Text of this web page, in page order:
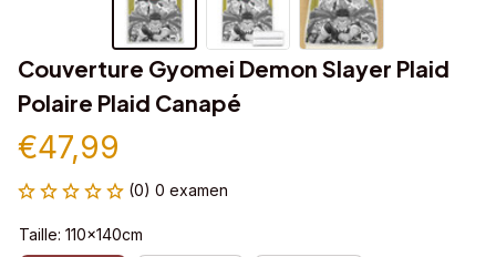
Couverture Gyomei Demon Slayer Plaid
Polaire Plaid Canapé
€47,99
(0) 0 examen
Taille: 110x140cm